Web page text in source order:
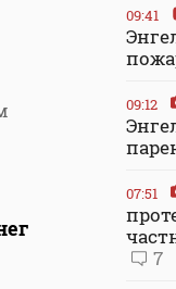
09:41
09:12
07:51
7